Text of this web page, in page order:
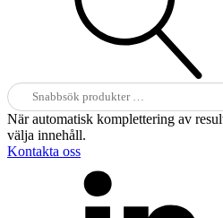
Sök
efter:
När automatisk komplettering av
välja innehåll.
Kontakta oss